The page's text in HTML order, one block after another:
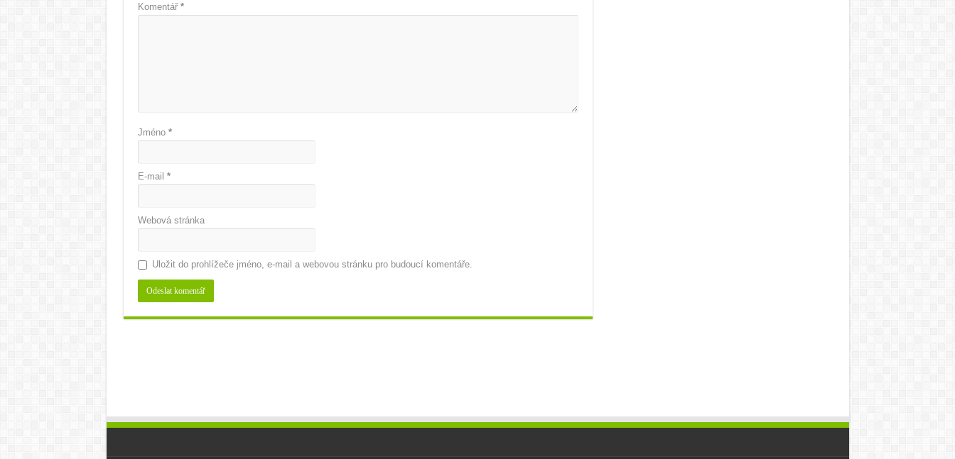
Komentář *
Jméno *
E-mail *
Webová stránka
Uložit do prohlížeče jméno, e-mail a webovou stránku pro budoucí komentáře.